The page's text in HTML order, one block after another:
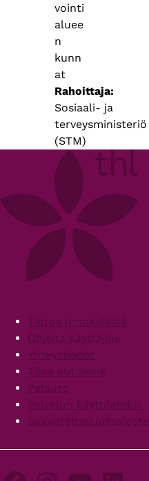
vointi
aluee
n
kunn
at
Rahoittaja
Sosiaali- ja
terveysministeriö
(STM)
FooterTietoa Innokylästä
Ohjeita käyttäjille
Yhteystiedot
Tilaa uutiskirje
Palaute
Palvelun käyttöehdot
Saavutettavuusseloste